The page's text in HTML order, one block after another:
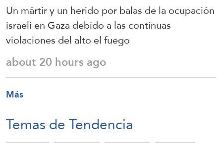
Un mártir y un herido por balas de la ocupación
israelí en Gaza debido a las continuas
violaciones del alto el fuego
about 20 hours ago
Más
Temas de Tendencia